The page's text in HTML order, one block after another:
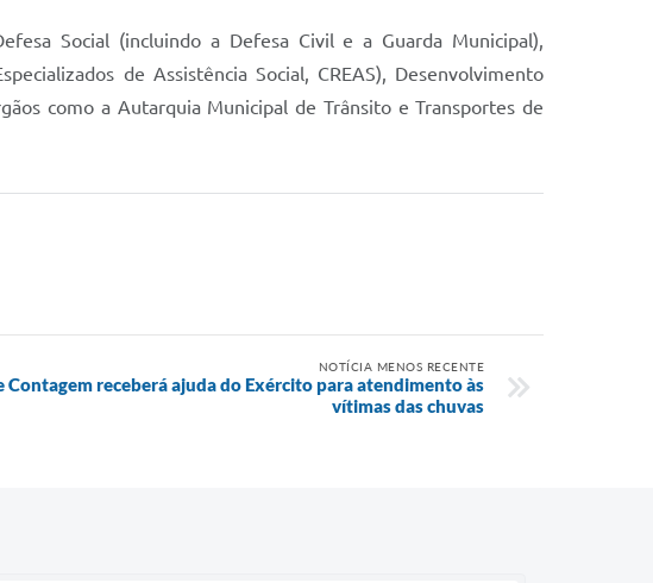
Social (incluindo a Defesa Civil e a Guarda Municipal),
de Assistência Social, CREAS), Desenvolvimento
como a Autarquia Municipal de Trânsito e Transportes de
NOTÍCIA MENOS RECENTE
Contagem receberá ajuda do Exército para atendimento às
vítimas das chuvas